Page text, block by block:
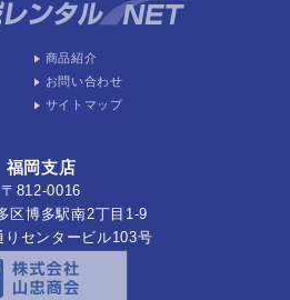
商品紹介
お問い合わせ
サイトマップ
福岡支店
〒812-0016
区博多駅南2丁目1-9
りセンタービル103号